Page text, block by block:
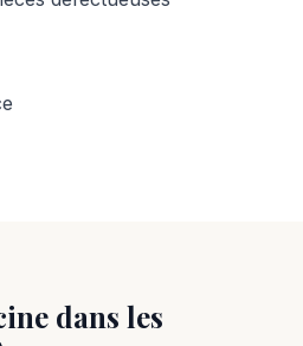
dans les